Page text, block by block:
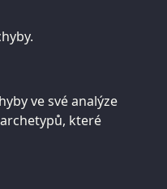
ve své analýze
které